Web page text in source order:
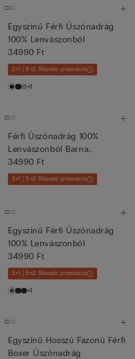
Egyszínű Férfi Úszónadrág
100% Lenvászonból
34990 Ft
3+1 | 5+2 Állandó promóció
+1
Férfi Úszónadrág 100%
Lenvászonból Barna
Virágmint...
34990 Ft
3+1 | 5+2 Állandó promóció
Egyszínű Férfi Úszónadrág
100% Lenvászonból
34990 Ft
3+1 | 5+2 Állandó promóció
+1
Egyszínű Hosszú Fazonú Férfi
Boxer Úszónadrág